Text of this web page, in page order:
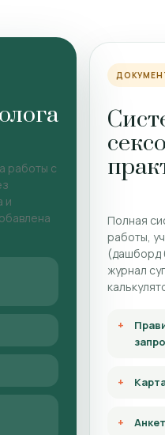
работы с
и
Полная
работы,
(дашборд
журнал